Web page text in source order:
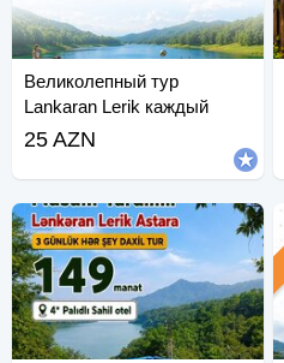
Великолепный тур
Lankaran Lerik каждый
день
25 AZN